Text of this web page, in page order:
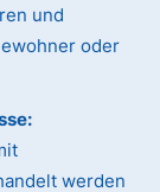
und
oder
werden